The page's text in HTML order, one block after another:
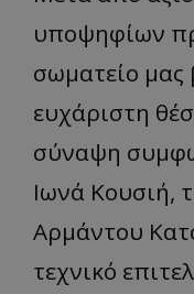
υποψηφίων
σωματείο μας
ευχάριστη
σύναψη
Ιωνά Κουσιή,
Αρμάντου
τεχνικό